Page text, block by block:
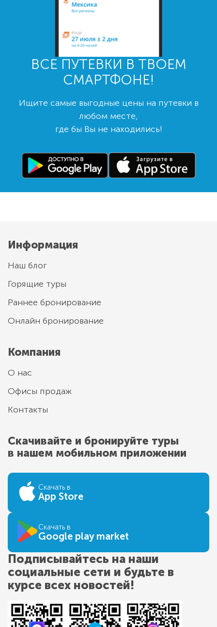
ВСЕ ПУТЕВКИ В ТВОЕМ
СМАРТФОНЕ!
Ищите самые выгодные цены на путевки в
любом месте,
где бы Вы не находились!
Информация
Наш блог
Горящие туры
Раннее бронирование
Онлайн бронирование
Компания
О нас
Офисы продаж
Контакты
Скачивайте и бронируйте туры
в нашем мобильном приложении
Скачать в
App Store
Скачать в
Google play market
Подписывайтесь на наши
социальные сети и будьте в
курсе всех новостей!